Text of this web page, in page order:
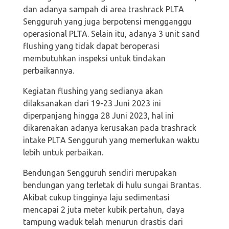
dan adanya sampah di area trashrack PLTA
Sengguruh yang juga berpotensi mengganggu
operasional PLTA. Selain itu, adanya 3 unit sand
flushing yang tidak dapat beroperasi
membutuhkan inspeksi untuk tindakan
perbaikannya.
Kegiatan flushing yang sedianya akan
dilaksanakan dari 19-23 Juni 2023 ini
diperpanjang hingga 28 Juni 2023, hal ini
dikarenakan adanya kerusakan pada trashrack
intake PLTA Sengguruh yang memerlukan waktu
lebih untuk perbaikan.
Bendungan Sengguruh sendiri merupakan
bendungan yang terletak di hulu sungai Brantas.
Akibat cukup tingginya laju sedimentasi
mencapai 2 juta meter kubik pertahun, daya
tampung waduk telah menurun drastis dari